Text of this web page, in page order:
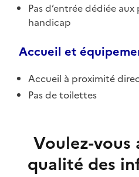
Pas d’entrée dédiée
handicap
Accueil et
Accueil à proximité
Pas de toilettes
Voulez-vous
qualité des